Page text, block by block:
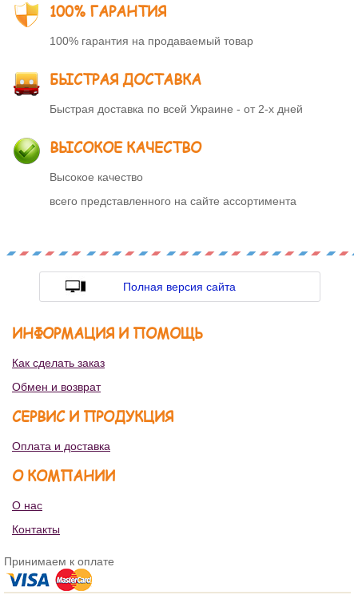
100% ГАРАНТИЯ
100% гарантия на продаваемый товар
БЫСТРАЯ ДОСТАВКА
Быстрая доставка по всей Украине - от 2-х дней
ВЫСОКОЕ КАЧЕСТВО
Высокое качество
всего представленного на сайте ассортимента
Полная версия сайта
ИНФОРМАЦИЯ И ПОМОЩЬ
Как сделать заказ
Обмен и возврат
СЕРВИС И ПРОДУКЦИЯ
Оплата и доставка
О КОМПАНИИ
О нас
Контакты
Принимаем к оплате